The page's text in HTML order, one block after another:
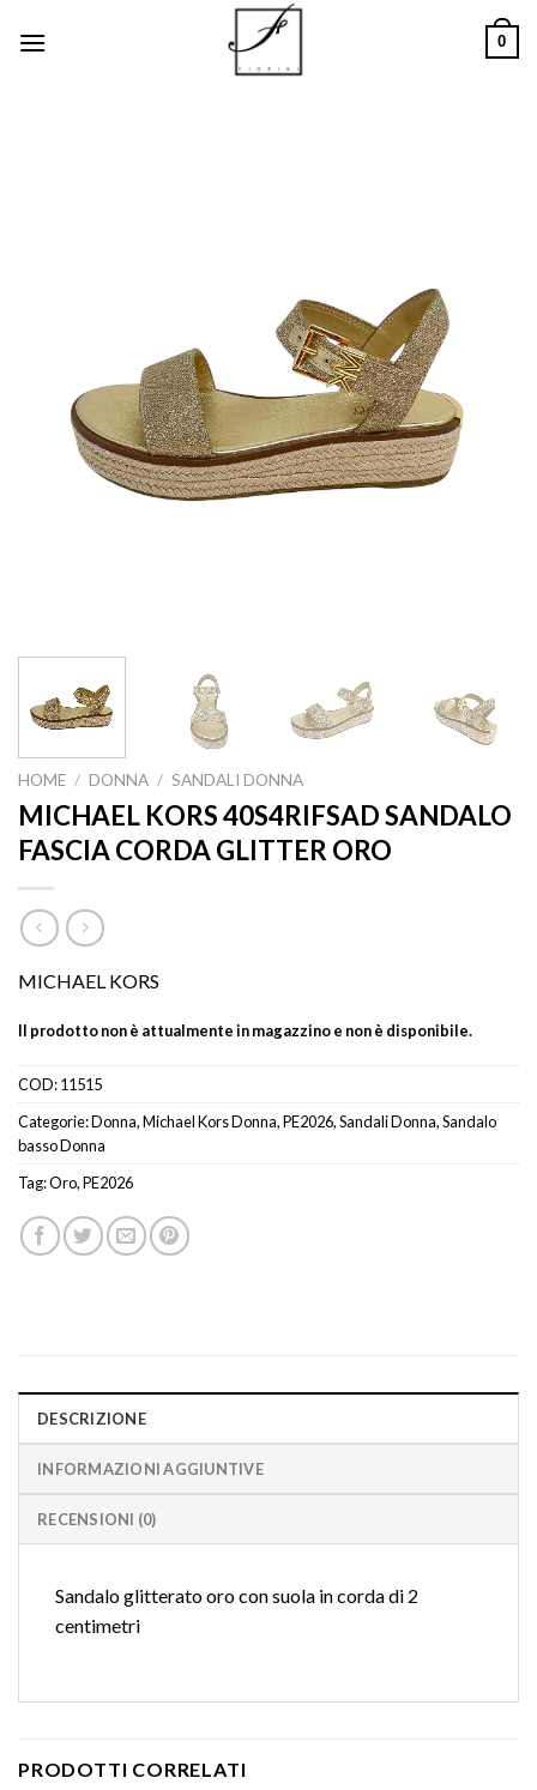
0
HOME / DONNA / SANDALI DONNA
MICHAEL KORS 40S4RIFSAD SANDALO
FASCIA CORDA GLITTER ORO
MICHAEL KORS
Il prodotto non è attualmente in magazzino e non è disponibile.
COD:11515
Categorie:Donna,Michael Kors Donna,PE2026,Sandali Donna,Sandalo
basso Donna
Tag:Oro,PE2026
DESCRIZIONE
INFORMAZIONI AGGIUNTIVE
RECENSIONI (0)
Sandalo glitterato oro con suola in corda di 2
centimetri
PRODOTTI CORRELATI